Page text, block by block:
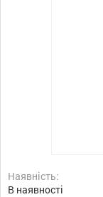
Наявність:
В наявності